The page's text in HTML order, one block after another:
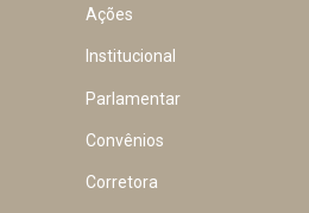
Ações
Institucional
Parlamentar
Convênios
Corretora